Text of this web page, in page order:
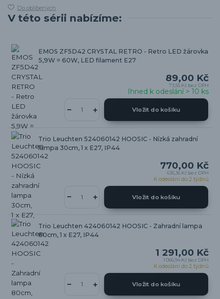
Do oblíbených
V této sérii nabízíme:
EMOS ZF5D42 CRYSTAL RETRO - Retro LED žárovka
5,9W = 60W, LED filament E27
89,00 Kč
73,55 Kč bez DPH
Ihned k odeslání > 10 ks
Vložit do košíku
Trio Leuchten 524060142 HOOSIC - Nízká zahradní
lampa 30cm, 1 x E27, IP44
770,00 Kč
636,36 Kč bez DPH
K odeslání do 2 týdnů
Vložit do košíku
Trio Leuchten 424060142 HOOSIC - Zahradní lampa
80cm, 1 x E27, IP44
1 291,00 Kč
1 066,94 Kč bez DPH
K odeslání do 2 týdnů
Vložit do košíku